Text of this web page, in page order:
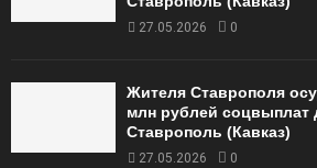
27.05.2026 0
Жителя Ставрополя
млн рублей соцвыплат
Ставрополь (Кавказ)
27.05.2026 0